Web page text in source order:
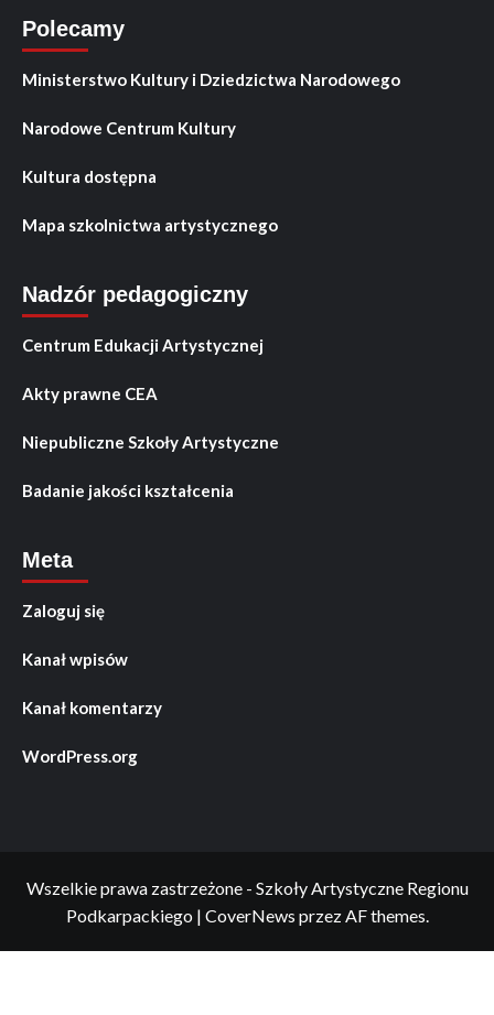
Polecamy
Ministerstwo Kultury i Dziedzictwa Narodowego
Narodowe Centrum Kultury
Kultura dostępna
Mapa szkolnictwa artystycznego
Nadzór pedagogiczny
Centrum Edukacji Artystycznej
Akty prawne CEA
Niepubliczne Szkoły Artystyczne
Badanie jakości kształcenia
Meta
Zaloguj się
Kanał wpisów
Kanał komentarzy
WordPress.org
Wszelkie prawa zastrzeżone - Szkoły Artystyczne Regionu
Podkarpackiego | CoverNews przez AF themes.